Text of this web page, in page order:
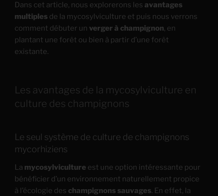
Dans cet article, nous explorerons les avantages
multiples de la mycosylviculture et puis nous verrons
comment débuter un verger à champignon, en
plantant une forêt ou bien à partir d’une forêt
existante.
Les avantages de la mycosylviculture en
culture des champignons
Le seul système de culture de champignons
mycorhiziens
La mycosylviculture est une option intéressante pour
bénéficier d’un environnement naturellement propice
à l’écologie des champignons sauvages. En effet, la